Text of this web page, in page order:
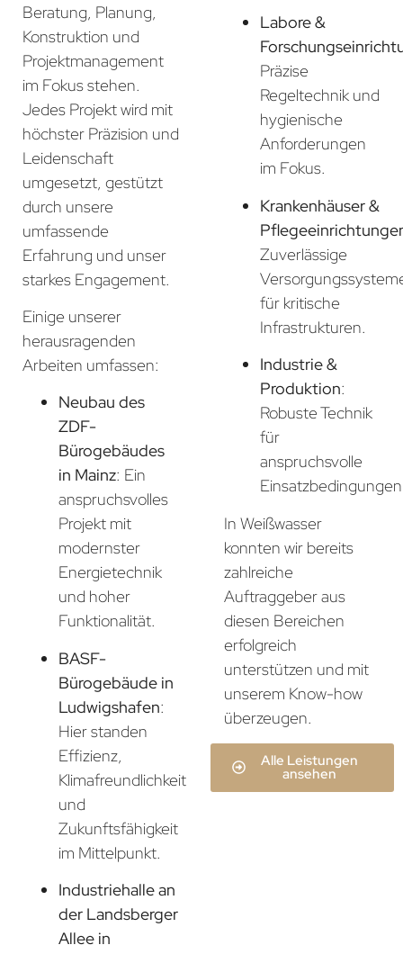
Beratung, Planung,
Konstruktion und
Projektmanagement
im Fokus stehen.
Jedes Projekt wird mit
höchster Präzision und
Leidenschaft
umgesetzt, gestützt
durch unsere
umfassende
Erfahrung und unser
starkes Engagement.
Einige unserer
herausragenden
Arbeiten umfassen:
Neubau des
ZDF-
Bürogebäudes
in Mainz: Ein
anspruchsvolles
Projekt mit
modernster
Energietechnik
und hoher
Funktionalität.
BASF-
Bürogebäude in
Ludwigshafen:
Hier standen
Effizienz,
Klimafreundlichkeit
und
Zukunftsfähigkeit
im Mittelpunkt.
Industriehalle an
der Landsberger
Allee in
Labore &
Präzise
Regeltechnik und
hygienische
Anforderungen
im Fokus.
Krankenhäuser &
Zuverlässige
für kritische
Infrastrukturen.
Industrie &
Produktion:
Robuste Technik
für
anspruchsvolle
In Weißwasser
konnten wir bereits
zahlreiche
Auftraggeber aus
diesen Bereichen
erfolgreich
unterstützen und mit
unserem Know-how
überzeugen.
Alle Leistungen
ansehen